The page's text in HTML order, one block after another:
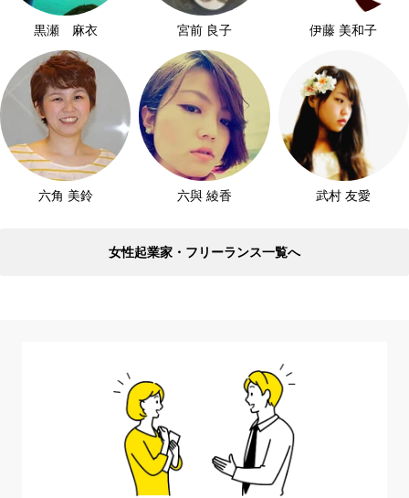
黒瀬 麻衣 宮前 良子 伊藤 美和子
六角 美鈴 六與 綾香 武村 友愛
女性起業家・フリーランス一覧へ